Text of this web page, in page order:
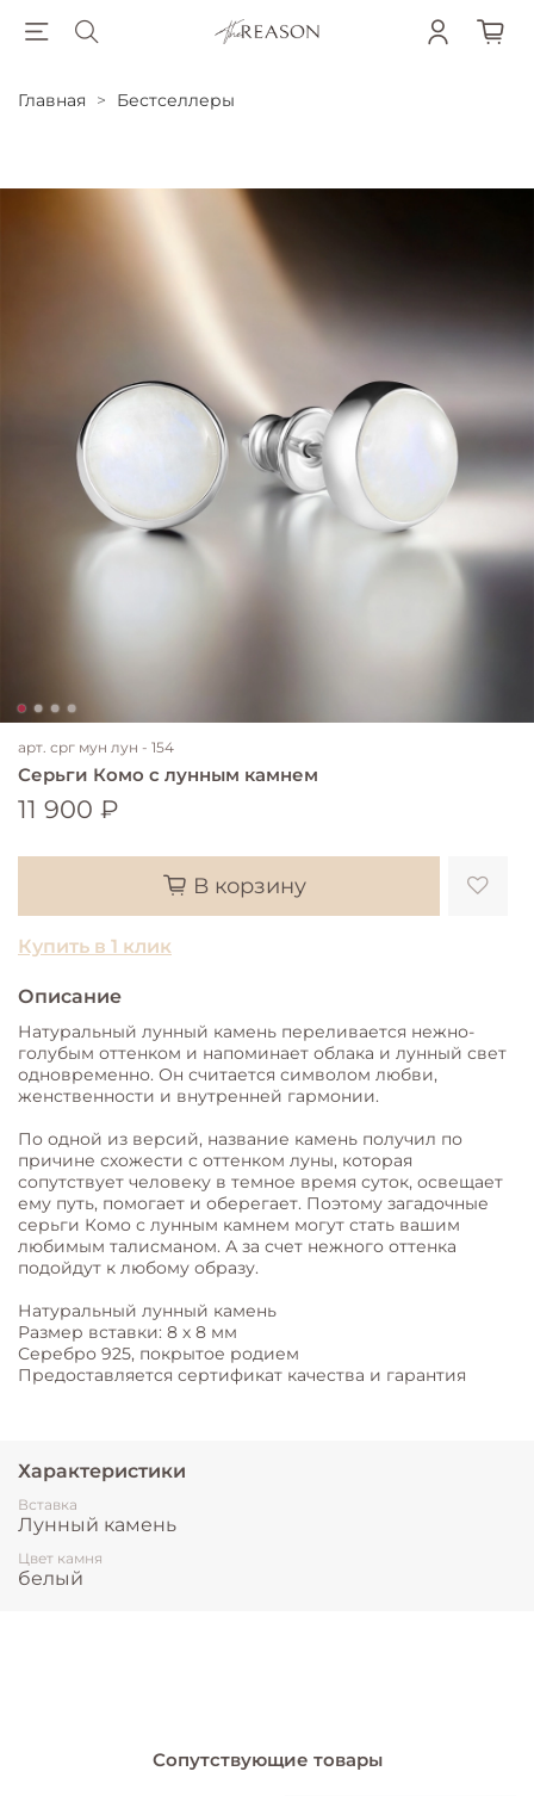
Главная Бестселлеры
арт. срг мун лун - 154
Серьги Комо с лунным камнем
11 900 ₽
В корзину
Купить в 1 клик
Описание
Натуральный лунный камень переливается нежно-
голубым оттенком и напоминает облака и лунный свет
одновременно. Он считается символом любви,
женственности и внутренней гармонии.
По одной из версий, название камень получил по
причине схожести с оттенком луны, которая
сопутствует человеку в темное время суток, освещает
ему путь, помогает и оберегает. Поэтому загадочные
серьги Комо с лунным камнем могут стать вашим
любимым талисманом. А за счет нежного оттенка
подойдут к любому образу.
Натуральный лунный камень
Размер вставки: 8 х 8 мм
Серебро 925, покрытое родием
Предоставляется сертификат качества и гарантия
Характеристики
Вставка
Лунный камень
Цвет камня
белый
Сопутствующие товары